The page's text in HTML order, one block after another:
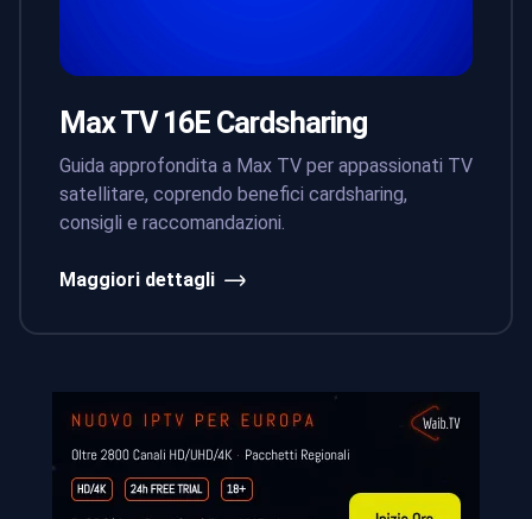
Max TV 16E Cardsharing
Guida approfondita a Max TV per appassionati TV
satellitare, coprendo benefici cardsharing,
consigli e raccomandazioni.
Maggiori dettagli